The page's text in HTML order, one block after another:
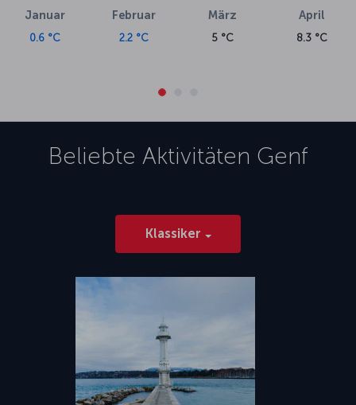
Januar
0.6 °C
Februar
2.2 °C
März
5 °C
April
8.3 °C
Beliebte Aktivitäten Genf
Klassiker